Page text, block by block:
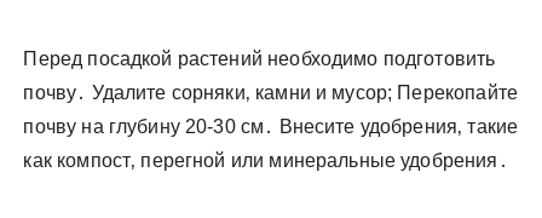
Перед посадкой растений необходимо подготовить
почву․ Удалите сорняки‚ камни и мусор; Перекопайте
почву на глубину 20-30 см․ Внесите удобрения‚ такие
как компост‚ перегной или минеральные удобрения․